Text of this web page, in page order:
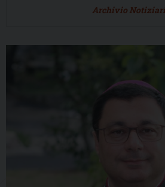
Archivio Notiziari